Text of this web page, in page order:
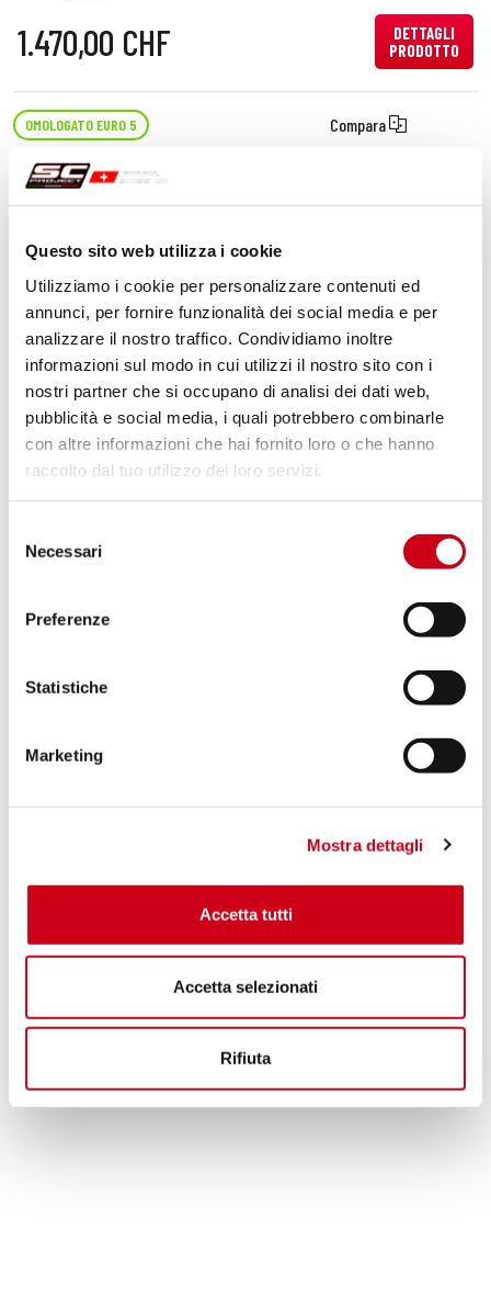
Questo sito web utilizza i cookie
Utilizziamo i cookie per personalizzare contenuti ed
annunci, per fornire funzionalità dei social media e per
analizzare il nostro traffico. Condividiamo inoltre
informazioni sul modo in cui utilizzi il nostro sito con i
nostri partner che si occupano di analisi dei dati web,
pubblicità e social media, i quali potrebbero combinarle
con altre informazioni che hai fornito loro o che hanno
raccolto dal tuo utilizzo dei loro servizi.
delNecessari
Preferenze
Statistiche
Marketing
Mostra dettagli
Accetta tutti
Accetta selezionati
Rifiuta
1.470,00 CHF
DETTAGLI
PRODOTTO
OMOLOGATO EURO 5 Compara
1.320,00 CHF
DETTAGLI
PRODOTTO
OMOLOGATO EURO 5 Compara
Codice:D36A-115C
Coppia di silenziatori SC1-M carbonio
1.240,00 CHF
DETTAGLI
PRODOTTO
Coppia di silenziatori CR-T M2 carbonio
1.300,00 CHF
DETTAGLI